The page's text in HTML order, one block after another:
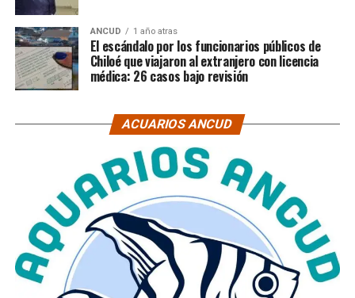
ANCUD 1 año atras
El escándalo por los funcionarios públicos de
Chiloé que viajaron al extranjero con licencia
médica: 26 casos bajo revisión
ACUARIOS ANCUD